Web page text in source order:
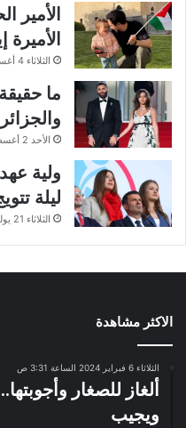
الأمير
الثلاثاء 4 أغسطس 2026 الساعة 2:36 ص
ما
الأحد 2 أغسطس 2026 الساعة 9:35 م
ولية
ليلة
الثلاثاء 21 يوليو 2026 الساعة 5:53 ص
الاكثر مشاهدة
الثلاثاء 6 فبراير 2024 الساعة 3:31 ص
ألغاز للصغار
ويجيب